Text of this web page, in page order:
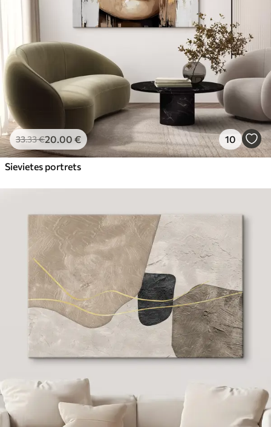
33.33€20.00 € 10
Sievietes portrets